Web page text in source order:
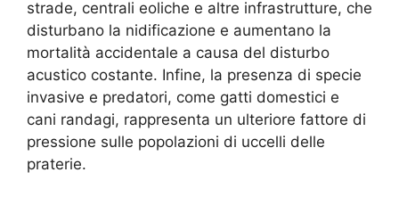
strade, centrali eoliche e altre infrastrutture, che
disturbano la nidificazione e aumentano la
mortalità accidentale a causa del disturbo
acustico costante. Infine, la presenza di specie
invasive e predatori, come gatti domestici e
cani randagi, rappresenta un ulteriore fattore di
pressione sulle popolazioni di uccelli delle
praterie.